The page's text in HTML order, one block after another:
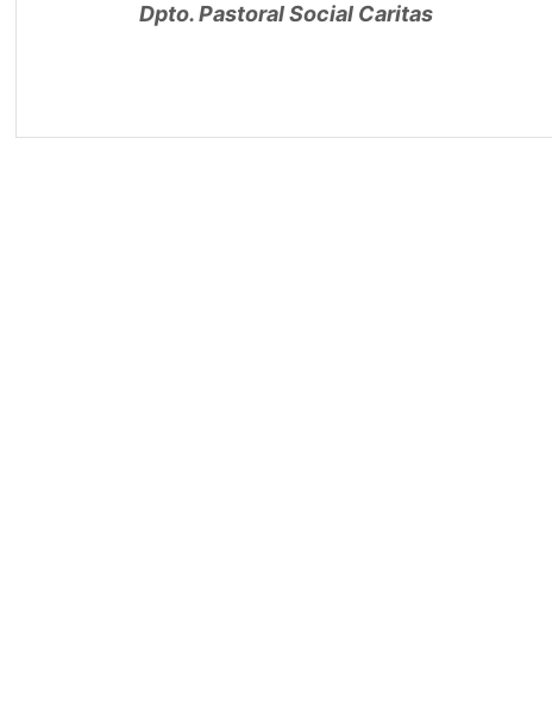
Dpto. Pastoral Social Caritas